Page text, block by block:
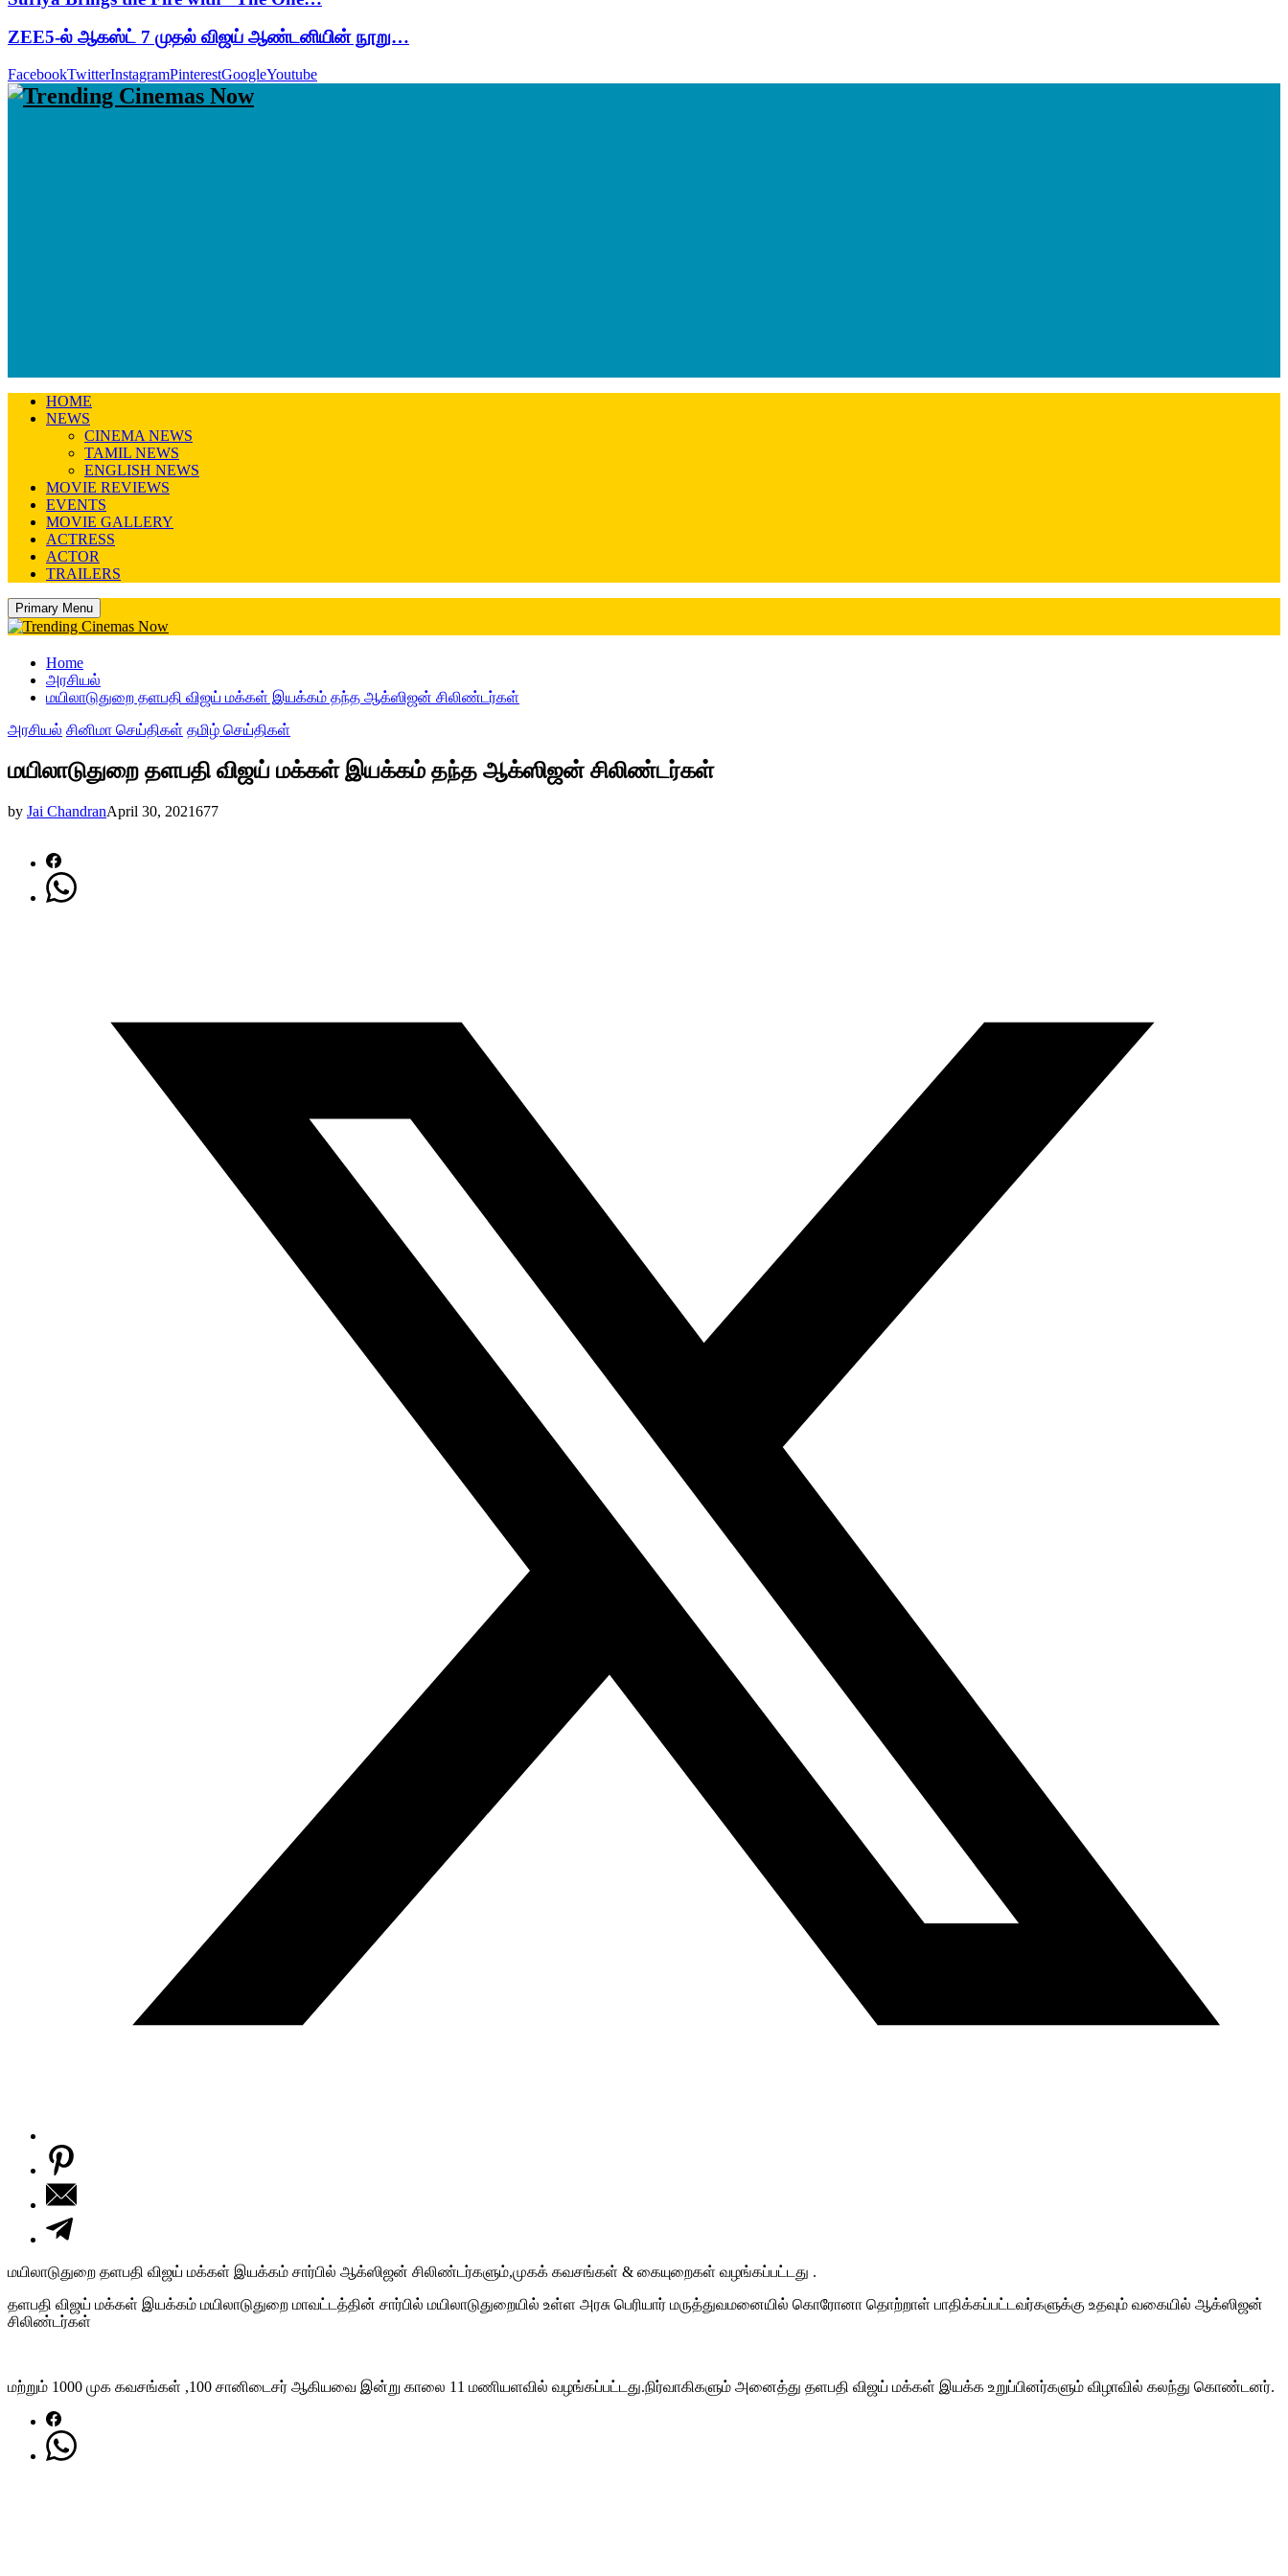
ZEE5-ல் ஆகஸ்ட் 7 முதல் விஜய் ஆண்டனியின் நூறு…
FacebookTwitterInstagramPinterestGoogleYoutube
HOME
NEWS
CINEMA NEWS
TAMIL NEWS
ENGLISH NEWS
MOVIE REVIEWS
EVENTS
MOVIE GALLERY
ACTRESS
ACTOR
TRAILERS
Primary Menu
Home
அரசியல்
மயிலாடுதுறை தளபதி விஜய் மக்கள் இயக்கம் தந்த ஆக்ஸிஜன் சிலிண்டர்கள்
அரசியல் சினிமா செய்திகள் தமிழ் செய்திகள்
மயிலாடுதுறை தளபதி விஜய் மக்கள் இயக்கம் தந்த ஆக்ஸிஜன் சிலிண்டர்கள்
by Jai ChandranApril 30, 2021677
மயிலாடுதுறை தளபதி விஜய் மக்கள் இயக்கம் சார்பில் ஆக்ஸிஜன் சிலிண்டர்களும்,முகக் கவசங்கள் & கையுறைகள் வழங்கப்பட்டது .
தளபதி விஜய் மக்கள் இயக்கம் மயிலாடுதுறை மாவட்டத்தின் சார்பில் மயிலாடுதுறையில் உள்ள அரசு பெரியார் மருத்துவமனையில் கொரோனா தொற்றாள் பாதிக்கப்பட்டவர்களுக்கு உதவும் வகையில் ஆக்ஸிஜன்
சிலிண்டர்கள்
மற்றும் 1000 முக கவசங்கள் ,100 சானிடைசர் ஆகியவை இன்று காலை 11 மணியளவில் வழங்கப்பட்டது.நிர்வாகிகளும் அனைத்து தளபதி விஜய் மக்கள் இயக்க உறுப்பினர்களும் விழாவில் கலந்து கொண்டனர்.